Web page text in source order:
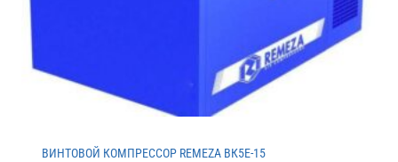
ВИНТОВОЙ КОМПРЕССОР REMEZA ВК5E-15